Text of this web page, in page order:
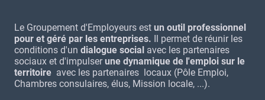
Le Groupement d'Employeurs est un outil professionnel
pour et géré par les entreprises. Il permet de réunir les
conditions d'un dialogue social avec les partenaires
sociaux et d'impulserune dynamique de l'emploi sur le
territoire avec les partenaires locaux (Pôle Emploi,
Chambres consulaires, élus, Mission locale, ...).